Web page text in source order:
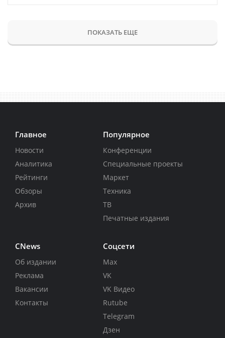
ПОКАЗАТЬ ЕЩЕ
Главное
Новости
Аналитика
Рейтинги
Обзоры
Архив
Популярное
Конференции
Специальные проекты
Маркет
Техника
ТВ
Печатные издания
CNews
Об издании
Реклама
Вакансии
Контакты
Соцсети
Max
VK
VK Видео
Rutube
Telegram
Дзен